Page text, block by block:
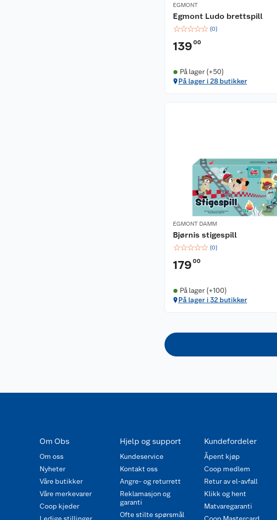
EGMONT
Egmont Ludo brettspill
☆☆☆☆☆ (0)
139 00
På lager (+50)
På lager i 28 butikker
EGMONT DAMM
Bjørnis stigespill
☆☆☆☆☆ (0)
179 00
På lager (+100)
På lager i 32 butikker
Om Obs
Om oss
Nyheter
Våre butikker
Våre merkevarer
Coop kjeder
Hjelp og support
Kundeservice
Kontakt oss
Angre- og returrett
Reklamasjon og
garanti
Ofte stilte spørsmål
Kundefordeler
Åpent kjøp
Coop medlem
Retur av el-avfall
Klikk og hent
Matvaregaranti